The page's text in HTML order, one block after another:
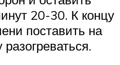
20-30. К концу
поставить на